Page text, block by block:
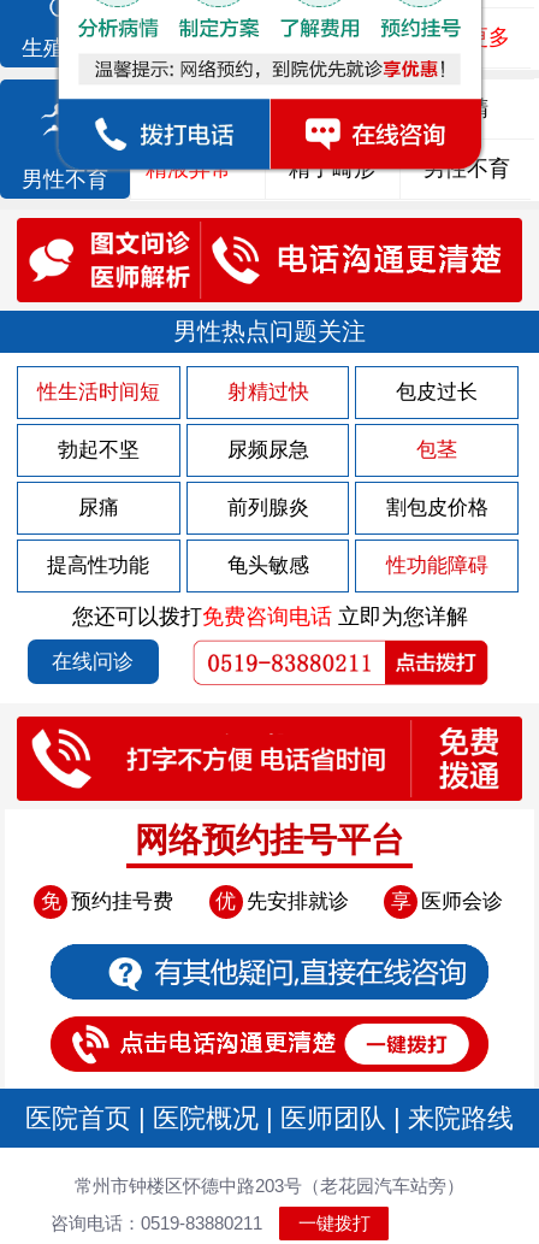
生殖感染 尿相关 泌尿感染 了解更多
男性不育
死精 少精 弱精
精液异常 精子畸形 男性不育
男性热点问题关注
性生活时间短 射精过快 包皮过长
勃起不坚 尿频尿急 包茎
尿痛 前列腺炎 割包皮价格
提高性功能 龟头敏感 性功能障碍
您还可以拨打免费咨询电话立即为您详解
在线问诊
网络预约挂号平台
免 预约挂号费 优 先安排就诊 享 医师会诊
医院首页 | 医院概况 | 医师团队 | 来院路线
常州市钟楼区怀德中路203号（老花园汽车站旁）
咨询电话：0519-83880211
一键拨打